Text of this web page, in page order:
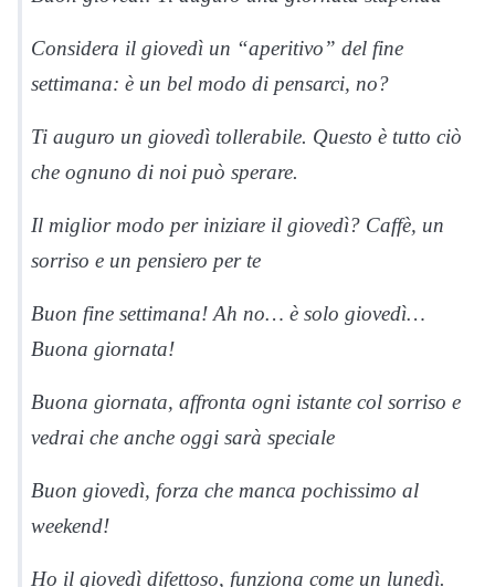
Considera il giovedì un “aperitivo” del fine
settimana: è un bel modo di pensarci, no?
Ti auguro un giovedì tollerabile. Questo è tutto ciò
che ognuno di noi può sperare.
Il miglior modo per iniziare il giovedì? Caffè, un
sorriso e un pensiero per te
Buon fine settimana! Ah no… è solo giovedì…
Buona giornata!
Buona giornata, affronta ogni istante col sorriso e
vedrai che anche oggi sarà speciale
Buon giovedì, forza che manca pochissimo al
weekend!
Ho il giovedì difettoso, funziona come un lunedì.